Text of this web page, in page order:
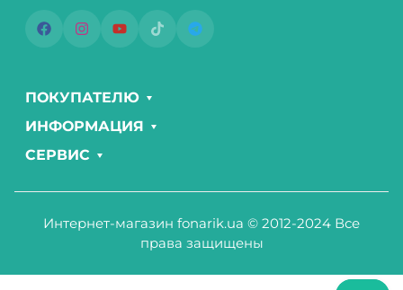
ПОКУПАТЕЛЮ
ИНФОРМАЦИЯ
СЕРВИС
Интернет-магазин fonarik.ua © 2012-2024 Все
права защищены